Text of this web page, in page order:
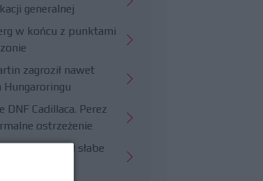
generalnej
w końcu z punktami
zagroził nawet
Hungaroringu
DNF Cadillaca. Perez
ostrzeżenie
potwierdził słabe